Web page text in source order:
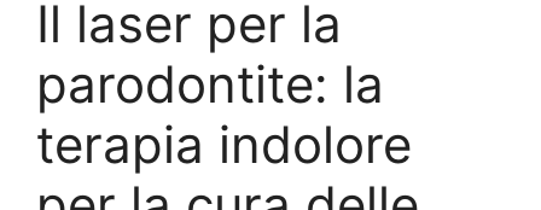
Il laser per la
parodontite: la
terapia indolore